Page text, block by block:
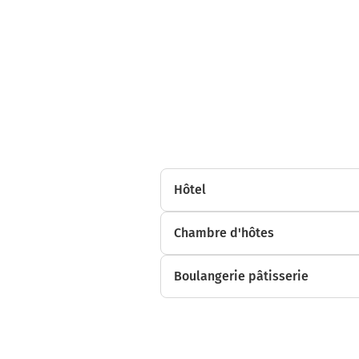
Hôtel
Chambre d'hôtes
Boulangerie pâtisserie